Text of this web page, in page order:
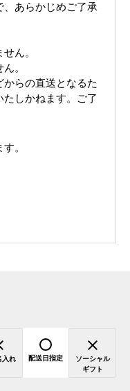
、あらかじめご了承
ん。
。
からの直送となるた
しかねます。ご了
。
入れ 配送日指定
ソーシャル
ギフト